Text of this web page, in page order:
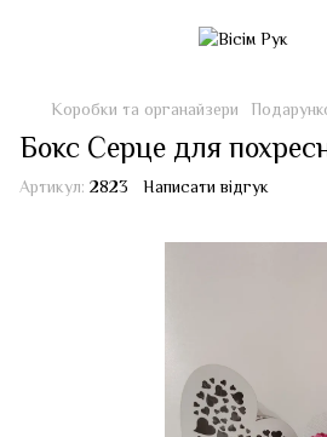
Коробки та органайзери
Бокс Серце для
Артикул: 2823 Написати відгук